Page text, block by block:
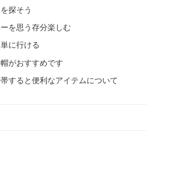
探そう
を思う存分楽しむ
に行ける
がおすすめです
すると便利なアイテムについて